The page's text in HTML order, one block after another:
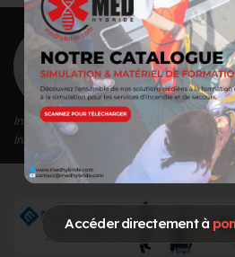
Accéder directement à
<Retour à la
Daniel
Grade : Médecin-
Inscrit depuis le 15/09/2020 à 14:47
Informations mises à jour le 02/11/2020 à